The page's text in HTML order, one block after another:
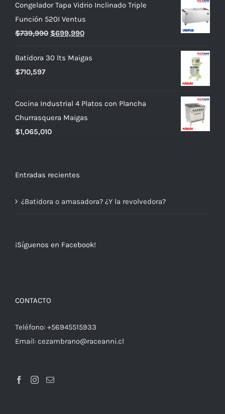
Congelador Tapa Vidrio Inclinado Triple
Función 520I Ventus
$739,990 El
original
$699,990El
actual
Batidora 30 lts Maigas
$710,597
Cocina Industrial 4 Platos con Plancha
Churrasquera Maigas
$1,065,010
Entradas recientes
¿Batidora o amasadora? ¿Y la revolvedora?
¡Síguenos en Facebook!
CONTACTO
Teléfono: +56945515933
Email: cezambrano@raceanni.cl